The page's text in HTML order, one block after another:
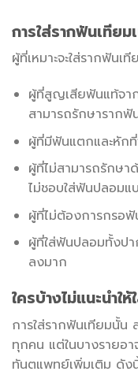
การใส่รากฟันเทียม
ผู้ที่เหมาะจะใส่รากฟันเ
ผู้ที่สูญเสียฟันแท้จา
สามารถรักษารากฟั
ผู้ที่มีฟันแตกและหัก
ผู้ที่ไม่สามารถรักษ
ไม่ชอบใส่ฟันปลอมแ
ผู้ที่ไม่ต้องการกรอ
ผู้ที่ใส่ฟันปลอมทั้งป
ลงมาก
ใครบ้างไม่แนะนำใ
การใส่รากฟันเทียมนั้น
ทุกคน แต่ในบางรายอ
ทันตแพทย์เพิ่มเติม ดัง